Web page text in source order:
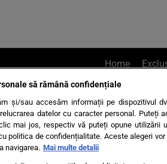
Home
Scrie-ne pe
să rămână confidențiale
și/sau accesăm informații pe dispozitivul
datelor cu caracter personal. Puteți
mai jos, respectiv vă puteți opune utilizării
politica de confidențialitate. Aceste alegeri
navigarea. Mai multe detalii